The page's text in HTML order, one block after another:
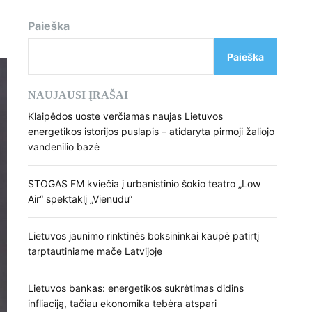
d
Paieška
Paieška
NAUJAUSI ĮRAŠAI
Klaipėdos uoste verčiamas naujas Lietuvos
energetikos istorijos puslapis – atidaryta pirmoji žaliojo
vandenilio bazė
STOGAS FM kviečia į urbanistinio šokio teatro „Low
Air“ spektaklį „Vienudu“
Lietuvos jaunimo rinktinės boksininkai kaupė patirtį
tarptautiniame mače Latvijoje
Lietuvos bankas: energetikos sukrėtimas didins
infliaciją, tačiau ekonomika tebėra atspari